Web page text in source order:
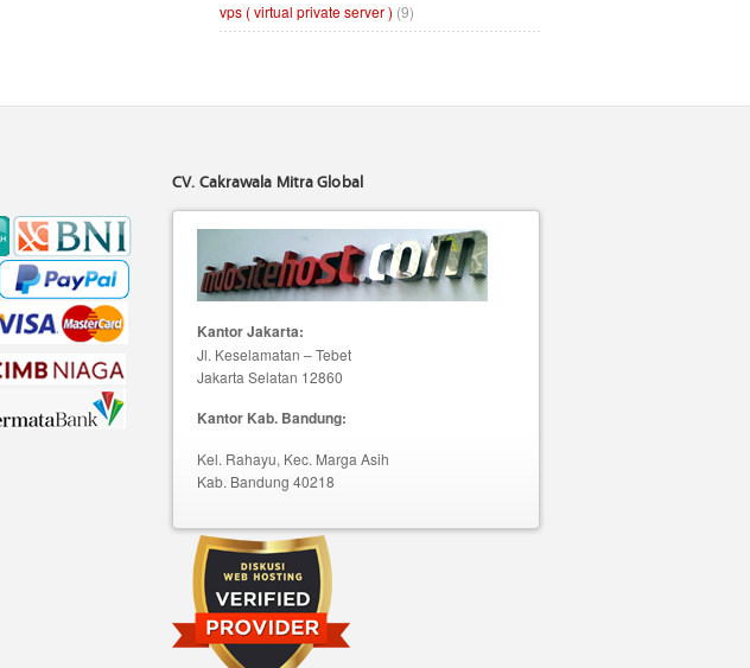
vps ( virtual private server ) (9)
CV. Cakrawala Mitra Global
Kantor Jakarta:
Jl. Keselamatan – Tebet
Jakarta Selatan 12860
Kantor Kab. Bandung:
Kel. Rahayu, Kec. Marga Asih
Kab. Bandung 40218